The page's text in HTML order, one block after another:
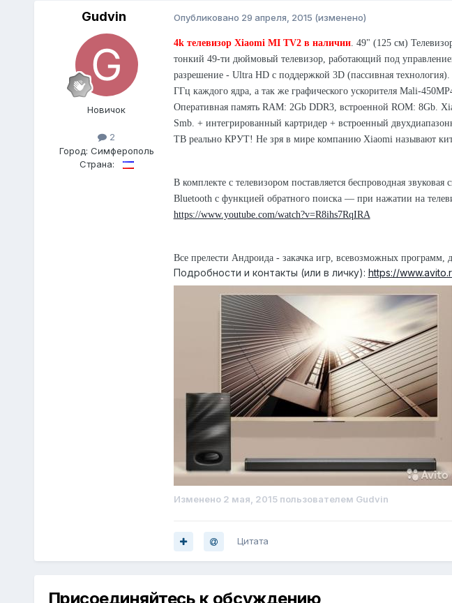
Gudvin
Новичок
2
Город: Симферополь
Страна:
Опубликовано 29 апреля, 2015 (изменено)
4k телевизор Xiaomi MI TV2 в наличии. 49" (125 см)
тонкий 49-ти дюймовый телевизор, работающий под
разрешение - Ultra HD с поддержкой 3D (пассивная
ГГц каждого ядра, а так же графического ускорителя Mali-
Оперативная память RAM: 2Gb DDR3, встроенной ROM: 8Gb.
Smb. + интегрированный картридер + встроенный
ТВ реально КРУТ! Не зря в мире компанию Xiaomi называют
В комплекте с телевизором поставляется беспроводная
Bluetooth с функцией обратного поиска — при нажатии на
https://www.youtube.com/watch?v=R8ihs7RqIRA
Все прелести Андроида - закачка игр, всевозможных
Подробности и контакты (или в личку): https://
Изменено 2 мая, 2015пользователем Gudvin
Цитата
Присоединяйтесь к обсуждению